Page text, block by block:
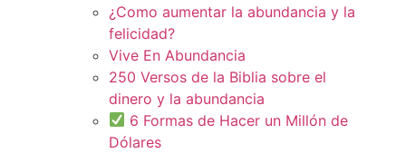
¿Como aumentar la abundancia y la
felicidad?
Vive En Abundancia
250 Versos de la Biblia sobre el
dinero y la abundancia
6 Formas de Hacer un Millón de
Dólares